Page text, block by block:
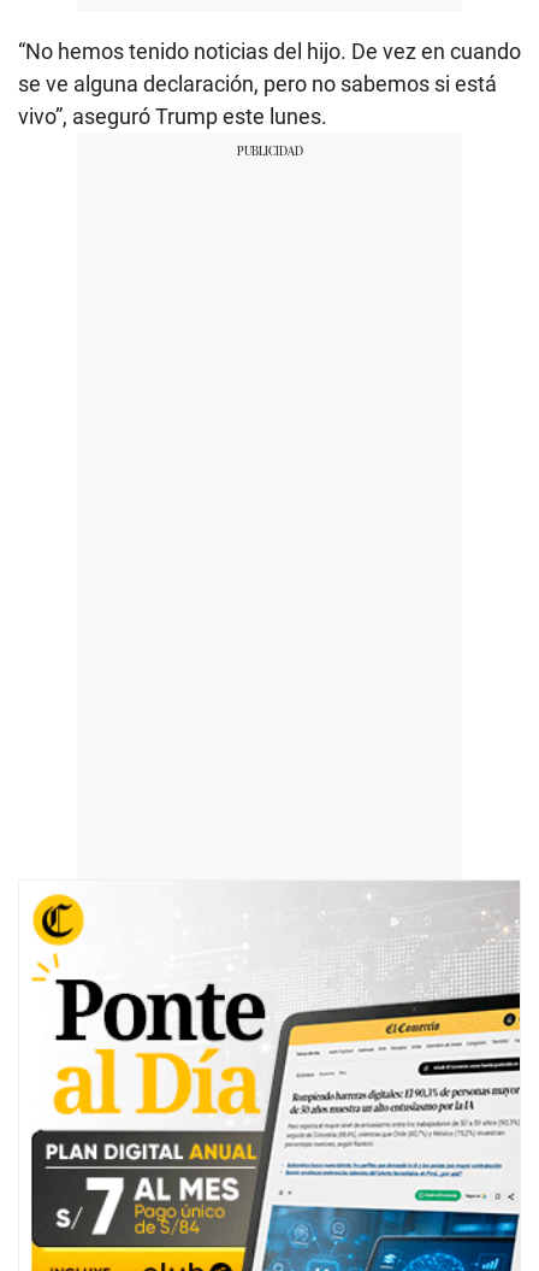
“No hemos tenido noticias del hijo. De vez en cuando
se ve alguna declaración, pero no sabemos si está
vivo”, aseguró Trump este lunes.